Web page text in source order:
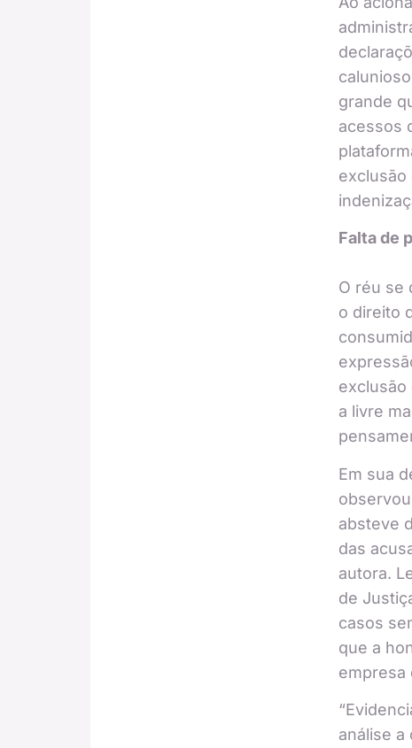
grande
acessos
exclusão
Falta de
O réu se
o direito
exclusão
a livre
Em sua
absteve
das
autora.
de
casos
que a
empresa
análise a